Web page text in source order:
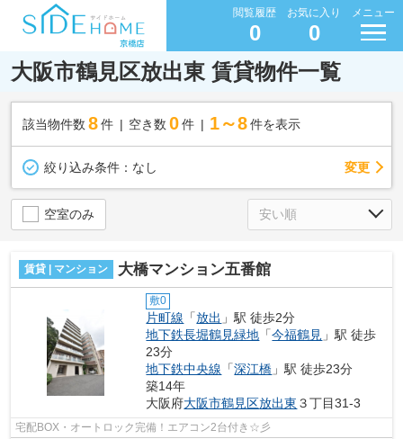
閲覧履歴
0
お気に入り
0
メニュー
大阪市鶴見区放出東 賃貸物件一覧
該当物件数 8件 空き数 0 件 1～8 件を表示
絞り込み条件： なし 変更
空室のみ
賃貸 | マンション 大橋マンション五番館
敷0
片町線 「放出 」駅 徒歩2分
地下鉄長堀鶴見緑地 「今福鶴見 」駅 徒歩
23分
地下鉄中央線 「深江橋 」駅 徒歩23分
築14年
大阪府大阪市鶴見区放出東 ３丁目31-3
宅配BOX・オートロック完備！エアコン2台付き☆彡